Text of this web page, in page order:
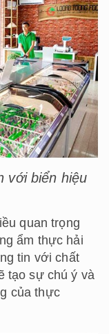
với biển hiệu
quan trọng
ẩm thực hải
tin với chất
tạo sự chú ý và
của thực